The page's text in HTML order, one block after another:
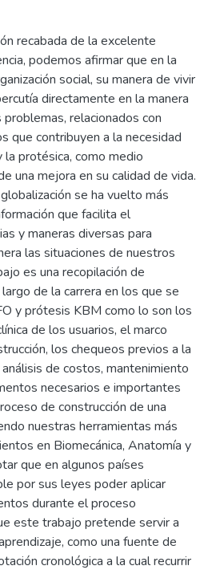
recabada de la excelente
podemos afirmar que en la
social, su manera de vivir
directamente en la manera
relacionados con
que contribuyen a la necesidad
la protésica, como medio
una mejora en su calidad de vida.
se ha vuelto más
que facilita el
y maneras diversas para
las situaciones de nuestros
es una recopilación de
de la carrera en los que se
y prótesis KBM como lo son los
de los usuarios, el marco
los chequeos previos a la
de costos, mantenimiento
necesarios e importantes
de construcción de una
nuestras herramientas más
en Biomecánica, Anatomía y
que en algunos países
por sus leyes poder aplicar
durante el proceso
este trabajo pretende servir a
como una fuente de
cronológica a la cual recurrir